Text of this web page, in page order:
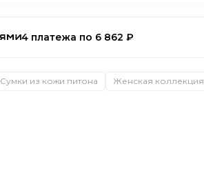
4 платежа по 6 862 ₽
Сумки из кожи питона Женская коллекция